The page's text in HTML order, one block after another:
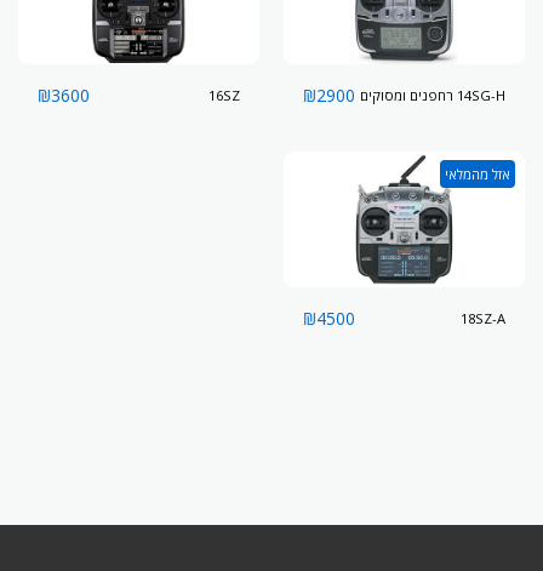
14SG-H רחפנים ומסוקים ₪2900
16SZ
₪3600
אזל מהמלאי
18SZ-A
₪4500